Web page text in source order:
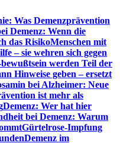
Was Demenzprävention
Demenz: Wenn die
das RisikoMenschen mit
– sie wehren sich gegen
werden Teil der
Hinweise geben – ersetzt
bei Alzheimer: Neue
ist mehr als
Demenz: Wer hat hier
bei Demenz: Warum
Gürtelrose-Impfung
Demenz im